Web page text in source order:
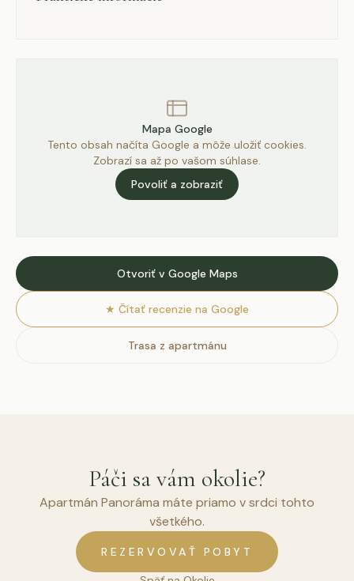
Mapa Google
Tento obsah načíta Google a môže uložiť cookies.
Zobrazí sa až po vašom súhlase.
Povoliť a zobraziť
Otvoriť v Google Maps
★ Čítať recenzie na Google
Trasa z apartmánu
Páči sa vám okolie?
Apartmán Panoráma máte priamo v srdci tohto
všetkého.
REZERVOVAŤ POBYT